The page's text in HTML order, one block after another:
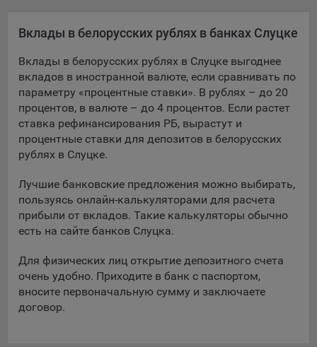
сервис показа контекстной рекламы. Адрес: Yandex
Europe AG, Werftestrasse 4, CH-6005 Luzern, Switzerland.
Google Ads - сервис показа контекстной рекламы,
предоставляемый компанией Google Ireland Ltd, Gordon
House Barrow Street Dublin 4, D04E5W5 Ireland.
Сохранить мои изменения
Вклады в белорусских рублях в банках Слуцке
Вклады в белорусских рублях в Слуцке выгоднее
вкладов в иностранной валюте, если сравнивать по
параметру «процентные ставки». В рублях – до 20
процентов, в валюте – до 4 процентов. Если растет
ставка рефинансирования РБ, вырастут и
процентные ставки для депозитов в белорусских
рублях в Слуцке.
Лучшие банковские предложения можно выбирать,
пользуясь онлайн-калькуляторами для расчета
прибыли от вкладов. Такие калькуляторы обычно
есть на сайте банков Слуцка.
Для физических лиц открытие депозитного счета
очень удобно. Приходите в банк с паспортом,
вносите первоначальную сумму и заключаете
договор.